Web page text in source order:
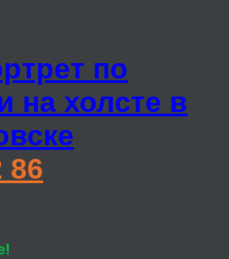
по
на холсте в
86